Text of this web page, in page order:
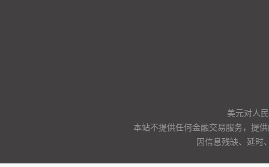
美元对人
本站不提供任何金融交易服务，提
因信息残缺、延时